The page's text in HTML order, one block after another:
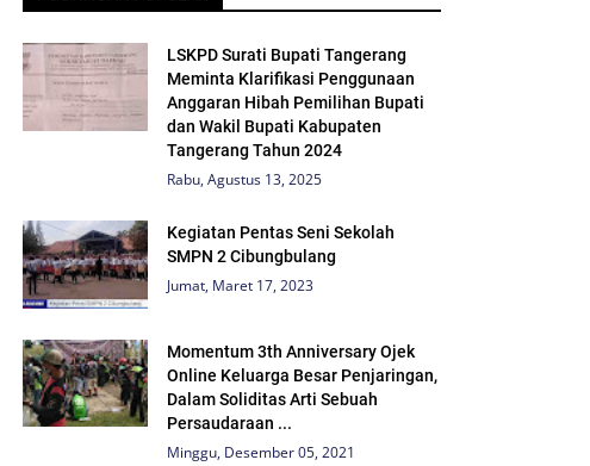
LSKPD Surati Bupati Tangerang
Meminta Klarifikasi Penggunaan
Anggaran Hibah Pemilihan Bupati
dan Wakil Bupati Kabupaten
Tangerang Tahun 2024
Rabu, Agustus 13, 2025
Kegiatan Pentas Seni Sekolah
SMPN 2 Cibungbulang
Jumat, Maret 17, 2023
Momentum 3th Anniversary Ojek
Online Keluarga Besar Penjaringan,
Dalam Soliditas Arti Sebuah
Persaudaraan ...
Minggu, Desember 05, 2021